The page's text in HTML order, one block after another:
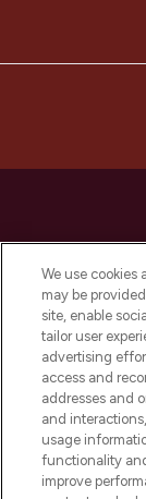
beste
make-
We use cookies
may be
site, enable
tailor user
advertising
access and
addresses and
and
usage
functionality
improve